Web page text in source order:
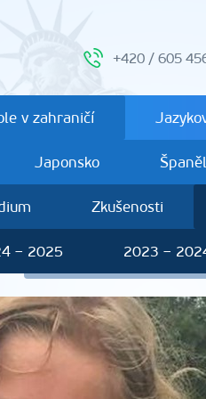
+420 / 605
v zahraničí
Japonsko
Zkušenosti
– 2025 2023 –
Další studenti 2018 – 2019